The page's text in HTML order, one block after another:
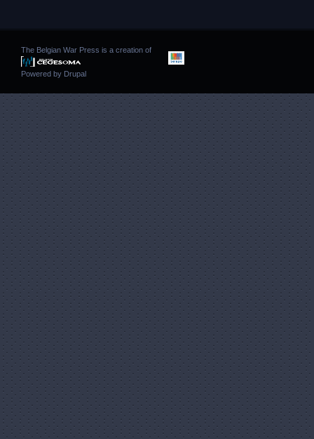
The Belgian War Press is a creation of
Powered by Drupal